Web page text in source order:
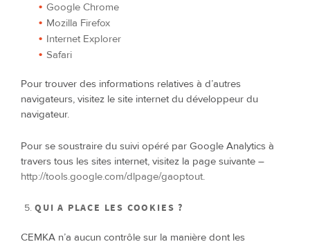
Google Chrome
Mozilla Firefox
Internet Explorer
Safari
Pour trouver des informations relatives à d’autres
navigateurs, visitez le site internet du développeur du
navigateur.
Pour se soustraire du suivi opéré par Google Analytics à
travers tous les sites internet, visitez la page suivante –
http://tools.google.com/dlpage/gaoptout.
QUI A PLACE LES COOKIES ?
CEMKA n’a aucun contrôle sur la manière dont les